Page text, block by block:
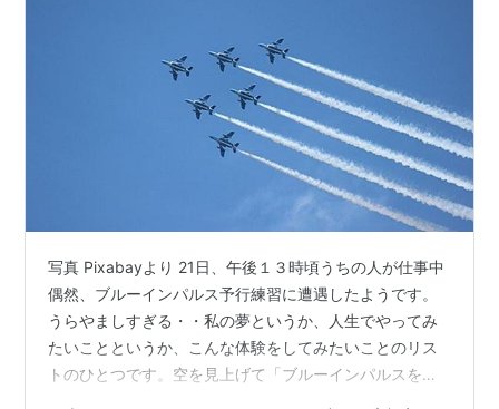
写真 Pixabayより 21日、午後１３時頃うちの人が仕事中
偶然、ブルーインパルス予行練習に遭遇したようです。
うらやましすぎる・・私の夢というか、人生でやってみ
たいことというか、こんな体験をしてみたいことのリス
トのひとつです。空を見上げて「ブルーインパルスを一